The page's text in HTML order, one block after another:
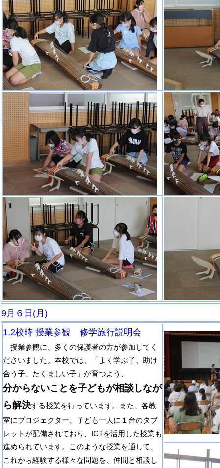
9月６日(月)
1,2校時 授業参観 修学旅行説明会
授業参観に、多くの保護者の方が参加してく
ださいました。本校では、「よく学ぶ子、助け
合う子、たくましい子」が育つよう、
分からないことを子どもが相談しなが
ら解決する授業を行っています。また、各教
室にプロジェクター、子ども一人に１台のタブ
レットが配備されており、ICTを活用した授業も
進められています。このような授業を通して、
これから経験する様々な問題を、仲間と相談し